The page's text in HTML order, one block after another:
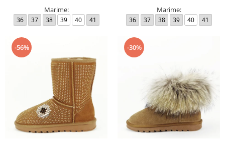
Marime:
36 37 38 39 40 41
Marime:
36 37 38 39 40 41
-56% -30%